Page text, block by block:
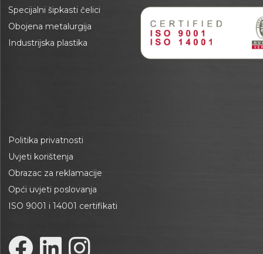
Specijalni šipkasti čelici
Obojena metalurgija
Industrijska plastika
Politika privatnosti
Uvjeti korištenja
Obrazac za reklamacije
Opći uvjeti poslovanja
ISO 9001 i 14001 certifikati